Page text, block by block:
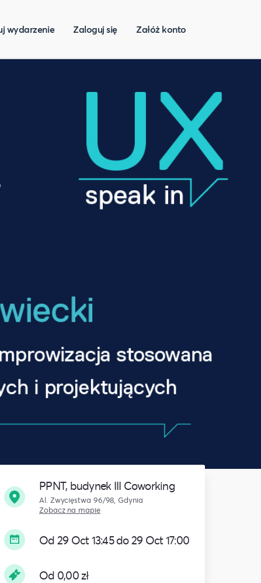
wydarzenie Zaloguj się Załóż konto
PPNT, budynek III Coworking
Al. Zwycięstwa 96/98, Gdynia
Zobacz na mapie
Od 29 Oct 13:45 do 29 Oct 17:00
Od 0,00 zł